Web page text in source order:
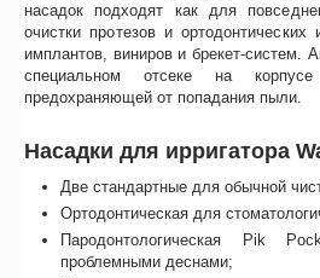
насадок подходят как для
очистки протезов и ортодонтических
имплантов, виниров и брекет-систем.
специальном отсеке на
предохраняющей от попадания пыли.
Насадки для ирригатора
Две стандартные для обычной
Ортодонтическая для
Пародонтологическая Pik
проблемными деснами;